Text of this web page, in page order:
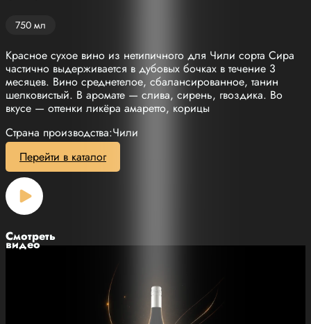
750 мл
Красное сухое вино из нетипичного для Чили сорта Сира
частично выдерживается в дубовых бочках в течение 3
месяцев. Вино среднетелое, сбалансированное, танин
шелковистый. В аромате — слива, сирень, гвоздика. Во
вкусе — оттенки ликёра амаретто, корицы
Страна производства:Чили
Перейти в каталог
Смотреть
видео